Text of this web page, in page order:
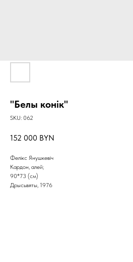
"Белы конік"
SKU: 062
152 000 BYN
Фелікс Янушкевіч
Кардон, алей;
90*73 (см)
Дрысьвяты, 1976